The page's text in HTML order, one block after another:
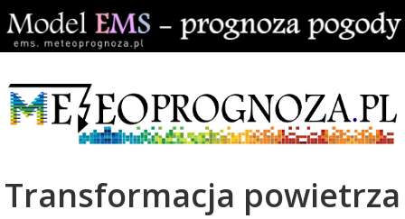
Transformacja powietrza